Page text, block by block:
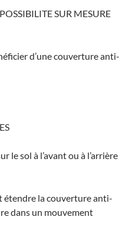
SUR MESURE
d’une couverture anti-
le sol à l’avant ou à l’arrière
étendre la couverture anti-
dans un mouvement